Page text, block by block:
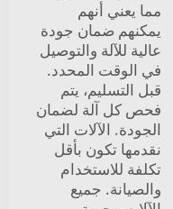
مما يعني أنهم
يمكنهم ضمان جودة
عالية للآلة والتوصيل
في الوقت المحدد.
قبل التسليم، يتم
فحص كل آلة لضمان
الجودة. الآلات التي
نقدمها تكون بأقل
تكلفة للاستخدام
والصيانة. جميع